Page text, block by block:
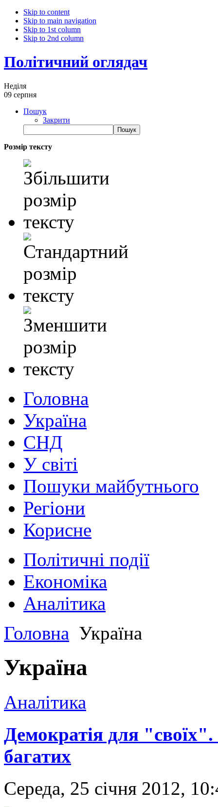
Skip to content
Skip to main navigation
Skip to 1st column
Skip to 2nd column
Політичний оглядач
Неділя
09 серпня
Пошук
Закрити
Розмір тексту
Головна
Україна
СНД
У світі
Пошуки майбутнього
Регіони
Корисне
Політичні події
Економіка
Аналітика
Головна Україна
Україна
Аналітика
Демократія для
багатих
Середа, 25 січня 2012,